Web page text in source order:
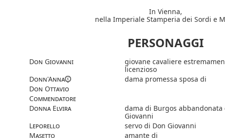
In Vienna,
nella Imperiale Stamperia dei Sordi e
PERSONAGGI
Don Giovanni
giovane cavaliere
licenzioso
Donn'Anna
dama promessa sposa di
Don Ottavio
Commendatore
Donna Elvira
dama di Burgos abbandonata
Giovanni
Leporello
servo di Don Giovanni
Masetto
amante di